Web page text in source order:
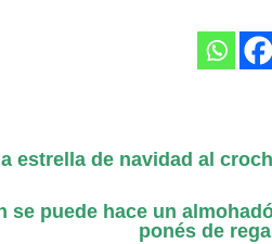
estrella de navidad al
se puede hace un
ponés de